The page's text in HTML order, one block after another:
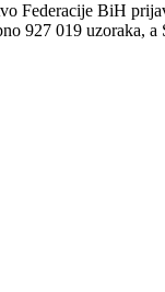
Federacije BiH
927 019